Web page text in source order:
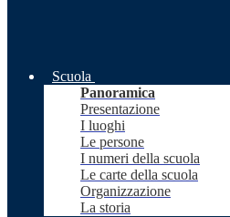
Scuola
Panoramica
Presentazione
I luoghi
Le persone
I numeri della scuola
Le carte della scuola
Organizzazione
La storia